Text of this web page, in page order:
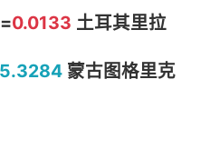
0.0133 土耳其里拉
蒙古图格里克